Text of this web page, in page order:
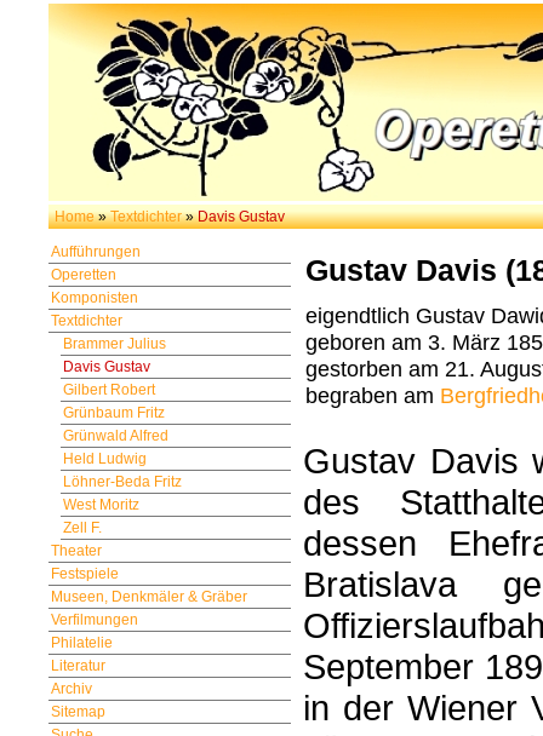
Home »Textdichter »Davis Gustav
Aufführungen
Operetten
Komponisten
Textdichter
Brammer Julius
Davis Gustav
Gilbert Robert
Grünbaum Fritz
Grünwald Alfred
Held Ludwig
Löhner-Beda Fritz
West Moritz
Zell F.
Theater
Festspiele
Museen, Denkmäler & Gräber
Verfilmungen
Philatelie
Literatur
Archiv
Sitemap
Gustav Davis
eigendtlich Gustav
geboren am 3. März
gestorben am 21.
begraben am
Gustav Davis
des
dessen
Bratislava
September
in der Wiener